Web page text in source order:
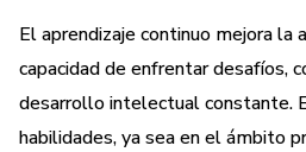
El aprendizaje continuo mejora la
capacidad de enfrentar desafíos,
desarrollo intelectual constante.
habilidades, ya sea en el ámbito